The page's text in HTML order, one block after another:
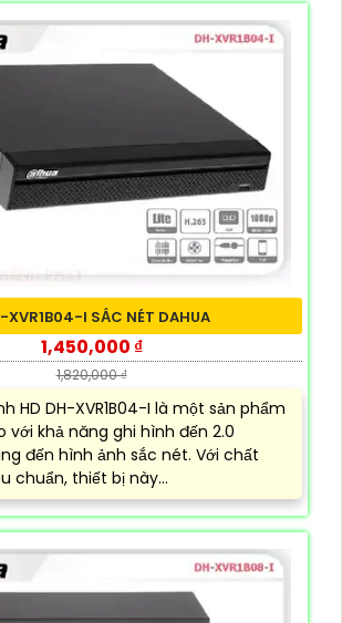
XVR1B04-I SẮC NÉT DAHUA
1,450,000 ₫
1,820,000 ₫
HD DH-XVR1B04-I là một sản phẩm
với khả năng ghi hình đến 2.0
đến hình ảnh sắc nét. Với chất
chuẩn, thiết bị này...